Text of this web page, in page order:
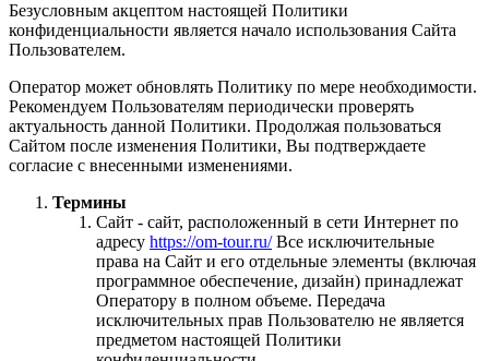
Безусловным акцептом настоящей Политики
конфиденциальности является начало использования Сайта
Пользователем.
Оператор может обновлять Политику по мере необходимости.
Рекомендуем Пользователям периодически проверять
актуальность данной Политики. Продолжая пользоваться
Сайтом после изменения Политики, Вы подтверждаете
согласие с внесенными изменениями.
Термины
Сайт - сайт, расположенный в сети Интернет по
адресу https://om-tour.ru/Все исключительные
права на Сайт и его отдельные элементы (включая
программное обеспечение, дизайн) принадлежат
Оператору в полном объеме. Передача
исключительных прав Пользователю не является
предметом настоящей Политики